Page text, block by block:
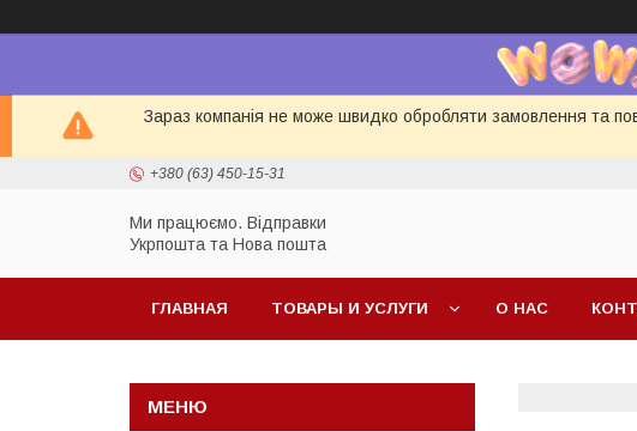
Зараз компанія не може швидко обробляти замовлення та
+380 (63) 450-15-31
Ми працюємо. Відправки
Укрпошта та Нова пошта
ГЛАВНАЯ ТОВАРЫ И УСЛУГИ О НАС